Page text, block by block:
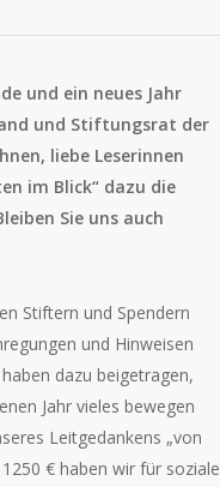
und ein neues Jahr
und Stiftungsrat der
liebe Leserinnen
im Blick“ dazu die
Sie uns auch
Stiftern und Spendern
und Hinweisen
dazu beigetragen,
Jahr vieles bewegen
Leitgedankens „von
€ haben wir für soziale